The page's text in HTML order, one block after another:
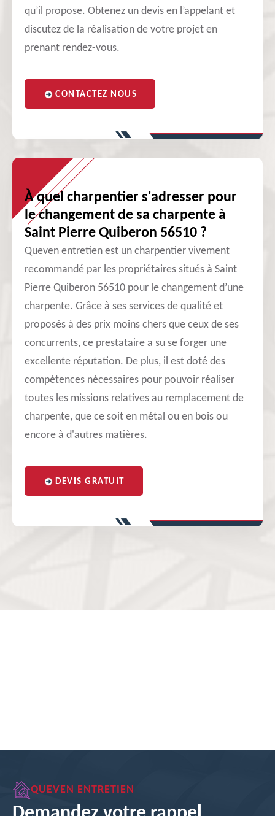
qu’il propose. Obtenez un devis en l’appelant et
discutez de la réalisation de votre projet en
prenant rendez-vous.
CONTACTEZ NOUS
À quel charpentier s'adresser pour
le changement de sa charpente à
Saint Pierre Quiberon 56510 ?
Queven entretien est un charpentier vivement
recommandé par les propriétaires situés à Saint
Pierre Quiberon 56510 pour le changement d’une
charpente. Grâce à ses services de qualité et
proposés à des prix moins chers que ceux de ses
concurrents, ce prestataire a su se forger une
excellente réputation. De plus, il est doté des
compétences nécessaires pour pouvoir réaliser
toutes les missions relatives au remplacement de
charpente, que ce soit en métal ou en bois ou
encore à d'autres matières.
DEVIS GRATUIT
QUEVEN ENTRETIEN